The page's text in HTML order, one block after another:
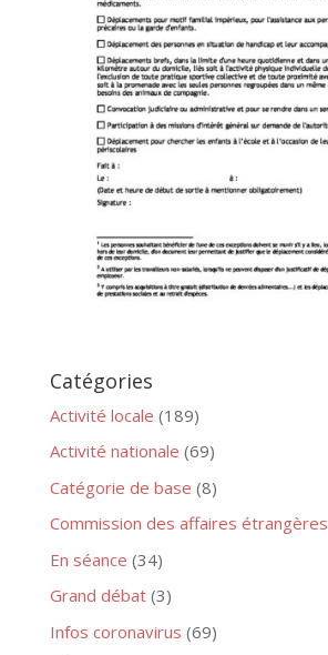
Catégories
Activité locale (189)
Activité nationale (69)
Catégorie de base (8)
Commission des affaires étrangères
En séance (34)
Grand débat(3)
Infos coronavirus (69)